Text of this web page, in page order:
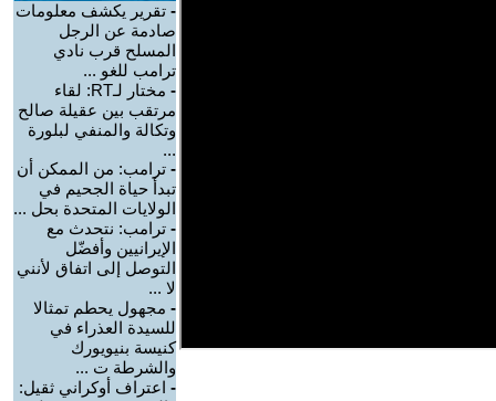
- تقرير يكشف معلومات
صادمة عن الرجل
المسلح قرب نادي
ترامب للغو ...
-
مختار لـRT: لقاء
مرتقب بين عقيلة صالح
وتكالة والمنفي لبلورة
...
- ترامب: من الممكن أن
تبدأ حياة الجحيم في
الولايات المتحدة بحل ...
- ترامب: نتحدث مع
الإيرانيين وأفضّل
التوصل إلى اتفاق لأنني
لا ...
- مجهول يحطم تمثالا
للسيدة العذراء في
كنيسة بنيويورك
والشرطة ت ...
- اعتراف أوكراني ثقيل: